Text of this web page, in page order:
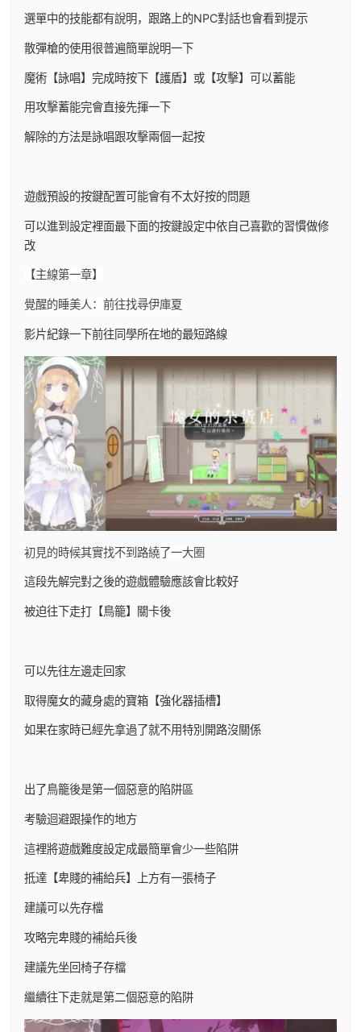
選單中的技能都有說明，跟路上的NPC對話也會看到提示
散彈槍的使用很普遍簡單說明一下
魔術【詠唱】完成時按下【護盾】或【攻擊】可以蓄能
用攻擊蓄能完會直接先揮一下
解除的方法是詠唱跟攻擊兩個一起按
遊戲預設的按鍵配置可能會有不太好按的問題
可以進到設定裡面最下面的按鍵設定中依自己喜歡的習慣做修
改
【主線第一章】
覺醒的睡美人：前往找尋伊庫夏
影片紀錄一下前往同學所在地的最短路線
初見的時候其實找不到路繞了一大圈
這段先解完對之後的遊戲體驗應該會比較好
被迫往下走打【鳥籠】關卡後
可以先往左邊走回家
取得魔女的藏身處的寶箱【強化器插槽】
如果在家時已經先拿過了就不用特別開路沒關係
出了鳥籠後是第一個惡意的陷阱區
考驗迴避跟操作的地方
這裡將遊戲難度設定成最簡單會少一些陷阱
抵達【卑賤的補給兵】上方有一張椅子
建議可以先存檔
攻略完卑賤的補給兵後
建議先坐回椅子存檔
繼續往下走就是第二個惡意的陷阱